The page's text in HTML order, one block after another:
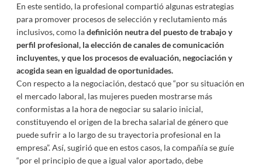
En este sentido, la profesional compartió algunas estrategias
para promover procesos de selección y reclutamiento más
inclusivos, como ladefinición neutra del puesto de trabajo y
perfil profesional, la elección de canales de comunicación
incluyentes, y que los procesos de evaluación, negociación y
acogida sean en igualdad de oportunidades.
Con respecto a la negociación, destacó que “por su situación en
el mercado laboral, las mujeres pueden mostrarse más
conformistas a la hora de negociar su salario inicial,
constituyendo el origen de la brecha salarial de género que
puede sufrir a lo largo de su trayectoria profesional en la
empresa”. Así, sugirió que en estos casos, la compañía se guíe
“por el principio de que a igual valor aportado, debe